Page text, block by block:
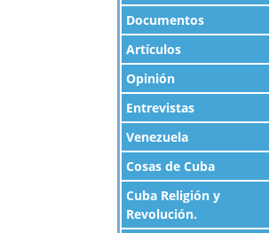
Documentos
Artículos
Opinión
Entrevistas
Venezuela
Cosas de Cuba
Cuba Religión y
Revolución.